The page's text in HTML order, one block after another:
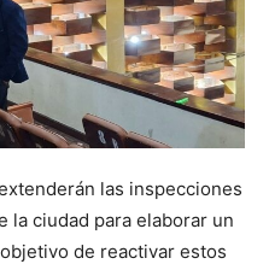
las inspecciones
la ciudad para elaborar un
de reactivar estos